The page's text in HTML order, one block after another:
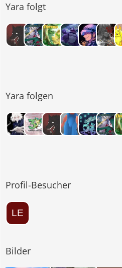
Yara folgt
Yara folgen
Profil-Besucher
Bilder